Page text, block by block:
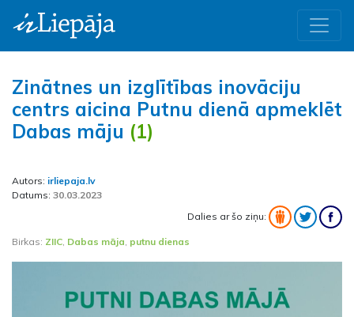
Zinātnes un izglītības inovāciju
centrs aicina Putnu dienā apmeklēt
Dabas māju (1)
Autors: irliepaja.lv
Datums: 30.03.2023
Dalies ar šo ziņu:
Birkas: ZIIC Dabas māja putnu dienas